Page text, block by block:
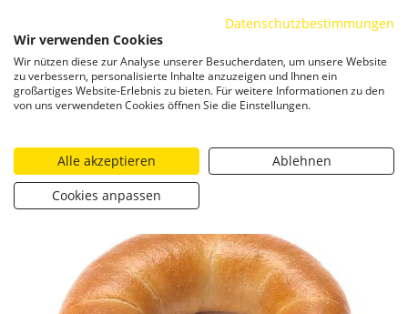
Datenschutzbestimmungen
Wir verwenden Cookies
Wir nützen diese zur Analyse unserer Besucherdaten, um unsere Website
zu verbessern, personalisierte Inhalte anzuzeigen und Ihnen ein
großartiges Website-Erlebnis zu bieten. Für weitere Informationen zu den
von uns verwendeten Cookies öffnen Sie die Einstellungen.
Alle akzeptieren
Ablehnen
Cookies anpassen